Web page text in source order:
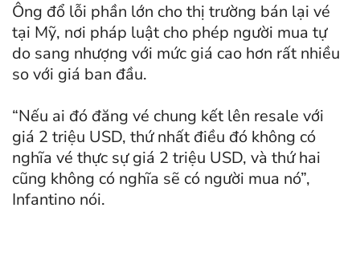
Ông đổ lỗi phần lớn cho thị trường bán lại vé
tại Mỹ, nơi pháp luật cho phép người mua tự
do sang nhượng với mức giá cao hơn rất nhiều
so với giá ban đầu.
“Nếu ai đó đăng vé chung kết lên resale với
giá 2 triệu USD, thứ nhất điều đó không có
nghĩa vé thực sự giá 2 triệu USD, và thứ hai
cũng không có nghĩa sẽ có người mua nó”,
Infantino nói.